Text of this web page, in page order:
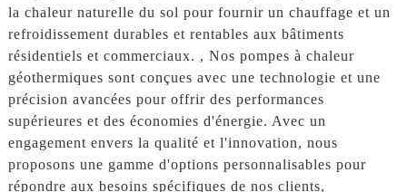
la chaleur naturelle du sol pour fournir un chauffage et un
refroidissement durables et rentables aux bâtiments
résidentiels et commerciaux. , Nos pompes à chaleur
géothermiques sont conçues avec une technologie et une
précision avancées pour offrir des performances
supérieures et des économies d'énergie. Avec un
engagement envers la qualité et l'innovation, nous
proposons une gamme d'options personnalisables pour
répondre aux besoins spécifiques de nos clients,